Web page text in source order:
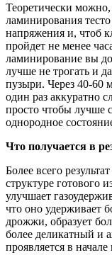
Теоретически можно,
ламинирования
напряжения и, чтоб
пройдет не менее
ламинирование вы
лучше не трогать и
пузыри. Через 40-60
один раз аккуратно
просто чтобы лучше
однородное
Что получается в
Более всего
структуре готового
улучшает
что оно удерживает
дрожжи, образует
более деликатный и
проявляется в